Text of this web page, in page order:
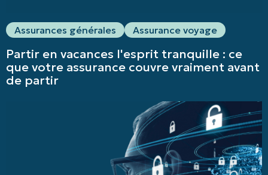
Assurances générales Assurance voyage
Partir en vacances l'esprit tranquille : ce
que votre assurance couvre vraiment avant
de partir